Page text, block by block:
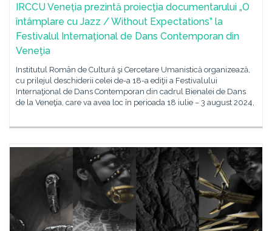
IRCCU Veneția prezintă proiecţia documentarului „O
întâmplare cu Jazz / Without Expectations” la
Festivalul Internaţional de Dans Contemporan din
Veneţia
Institutul Român de Cultură şi Cercetare Umanistică organizează,
cu prilejul deschiderii celei de-a 18-a ediţii a Festivalului
Internaţional de Dans Contemporan din cadrul Bienalei de Dans
de la Veneţia, care va avea loc în perioada 18 iulie – 3 august 2024,